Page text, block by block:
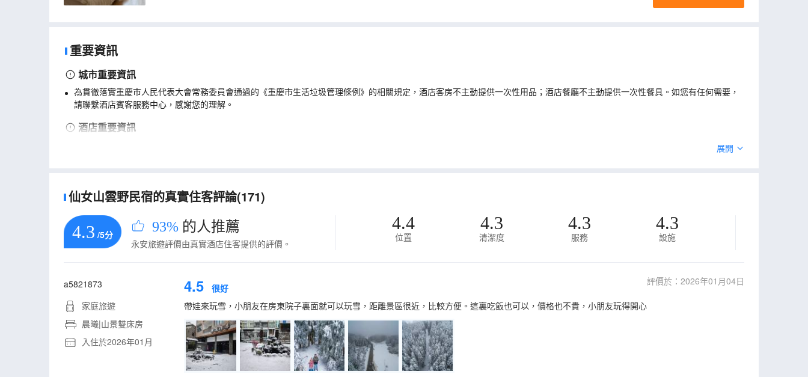
重要資訊
城市重要資訊
為貫徹落實重慶市人民代表大會常務委員會通過的《重慶市生活垃圾管理條例》的相關規定，酒店客房不主動提供一次性用品；酒店餐廳不主動提供一次性餐具。如您有任何需要，
請聯繫酒店賓客服務中心，感謝您的理解。
酒店重要資訊
展開
仙女山雲野民宿的真實住客評論(171)
4.3 /5分 93% 的人推薦
永安旅遊評價由真實酒店住客提供的評價。
4.4
位置
4.3
清潔度
4.3
服務
4.3
設施
a5821873
家庭旅遊
晨曦|山景雙床房
入住於2026年01月
4.5 很好
評價於：2026年01月04日
帶娃來玩雪，小朋友在房東院子裏面就可以玩雪，距離景區很近，比較方便。這裏吃飯也可以，價格也不貴，小朋友玩得開心